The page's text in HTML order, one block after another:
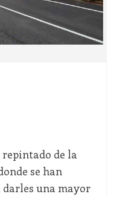
de la
se han
una mayor